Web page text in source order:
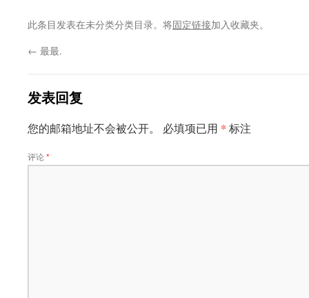
此条目发表在未分类分类目录。将固定链接加入收藏夹。
← 最最.
发表回复
您的邮箱地址不会被公开。 必填项已用 * 标注
评论*